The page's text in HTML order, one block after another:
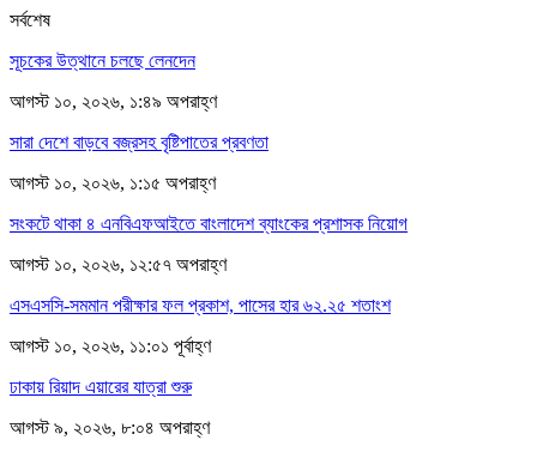
সর্বশেষ
সূচকের উত্থানে চলছে লেনদেন
আগস্ট ১০, ২০২৬, ১:৪৯ অপরাহ্ণ
সারা দেশে বাড়বে বজ্রসহ বৃষ্টিপাতের প্রবণতা
আগস্ট ১০, ২০২৬, ১:১৫ অপরাহ্ণ
সংকটে থাকা ৪ এনবিএফআইতে বাংলাদেশ ব্যাংকের প্রশাসক নিয়োগ
আগস্ট ১০, ২০২৬, ১২:৫৭ অপরাহ্ণ
এসএসসি-সমমান পরীক্ষার ফল প্রকাশ, পাসের হার ৬২.২৫ শতাংশ
আগস্ট ১০, ২০২৬, ১১:০১ পূর্বাহ্ণ
ঢাকায় রিয়াদ এয়ারের যাত্রা শুরু
আগস্ট ৯, ২০২৬, ৮:০৪ অপরাহ্ণ